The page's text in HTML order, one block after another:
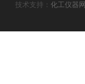
技术支持： 化工仪器网